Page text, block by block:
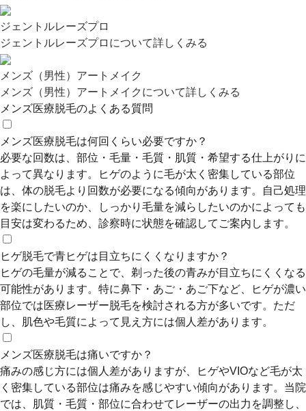
ジェントルレーズプロ
ジェントルレーズプロについて詳しくみる
メンズ（男性）アートメイク
メンズ（男性）アートメイクについて詳しくみる
メンズ医療脱毛のよくある質問
メンズ医療脱毛は何回くらい必要ですか？
必要な回数は、部位・毛量・毛質・肌質・希望する仕上がりに
よって異なります。ヒゲのように毛が太く密集している部位
は、体の脱毛より回数が必要になる傾向があります。自己処理
を楽にしたいのか、しっかり毛量を減らしたいのかによっても
目安は変わるため、診察時に状態を確認してご案内します。
ヒゲ脱毛で青ヒゲは目立ちにくくなりますか？
ヒゲの毛量が減ることで、剃った後の青みが目立ちにくくなる
可能性があります。特に鼻下・あご・あご下など、ヒゲが濃い
部位では医療レーザー脱毛を検討される方が多いです。ただ
し、肌色や毛質によって見え方には個人差があります。
メンズ医療脱毛は痛いですか？
痛みの感じ方には個人差がありますが、ヒゲやVIOなど毛が太
く密集している部位は痛みを感じやすい傾向があります。当院
では、肌質・毛質・部位に合わせてレーザーの出力を調整し、